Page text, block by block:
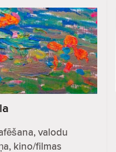
valodu
kino/filmas